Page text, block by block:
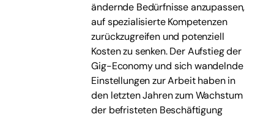
ändernde Bedürfnisse anzupassen,
auf spezialisierte Kompetenzen
zurückzugreifen und potenziell
Kosten zu senken. Der Aufstieg der
Gig-Economy und sich wandelnde
Einstellungen zur Arbeit haben in
den letzten Jahren zum Wachstum
der befristeten Beschäftigung